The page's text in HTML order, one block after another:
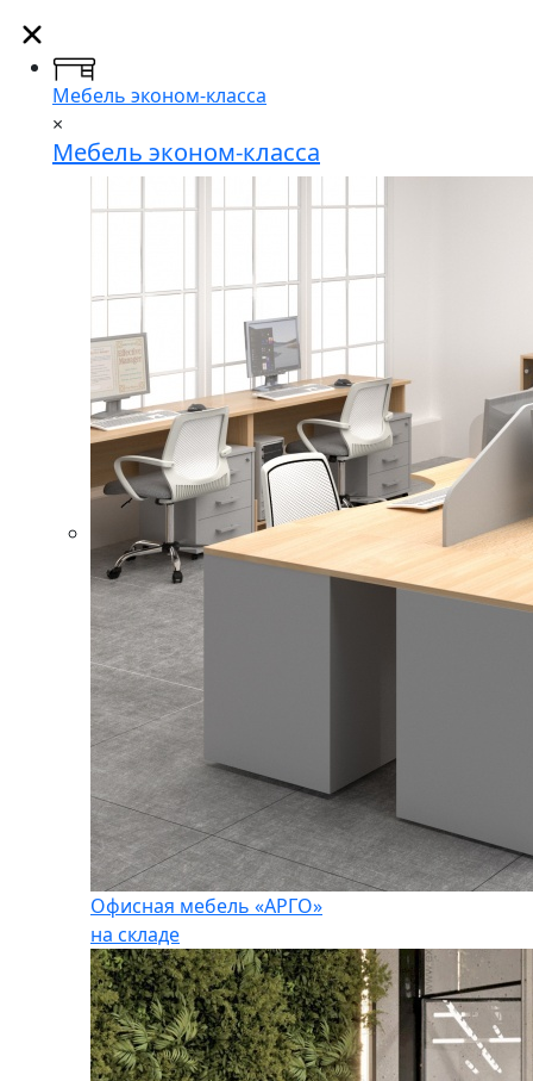
Мебель эконом-класса
×
Мебель эконом-класса
Офисная мебель «АРГО»
на складе